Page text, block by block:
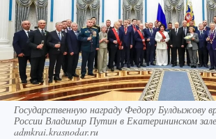
Государственную награду Федору Булдыжову
России Владимир Путин в Екатерининском
admkrai.krasnodar.ru